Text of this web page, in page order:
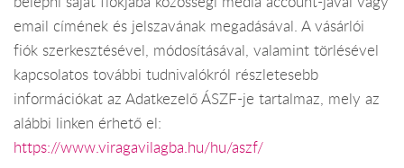
email címének és jelszavának megadásával. A vásárlói
fiók szerkesztésével, módosításával, valamint törlésével
kapcsolatos további tudnivalókról részletesebb
információkat az Adatkezelő ÁSZF-je tartalmaz, mely az
alábbi linken érhető el:
https://www.viragavilagba.hu/hu/aszf/